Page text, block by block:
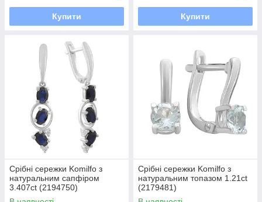
Купити Купити
Срібні сережки Komilfo з
натуральним сапфіром
3.407ct (2194750)
Срібні сережки Komilfo з
натуральним топазом 1.21ct
(2179481)